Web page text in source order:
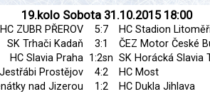
19.kolo Sobota 31.10.2015 18:00
HC ZUBR PŘEROV 5:7
HC Stadion
SK Trhači Kadaň
3:1
ČEZ Motor České
HC Slavia Praha 1:2sn SK Horácká Slavia
Prostějov
4:2
HC Most
nad Jizerou
1:2
HC Dukla Jihlava